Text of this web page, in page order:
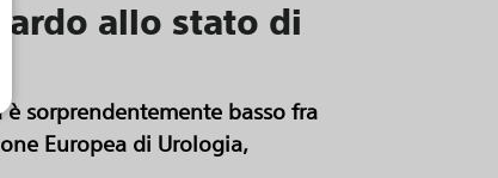
allo stato di
sorprendentemente basso fra
Europea di Urologia,